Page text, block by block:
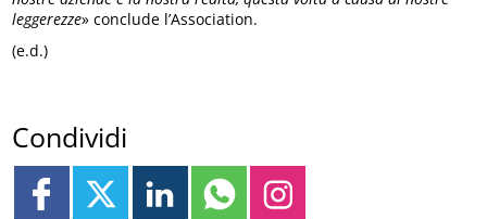
leggerezze» conclude l’Association.
(e.d.)
Condividi